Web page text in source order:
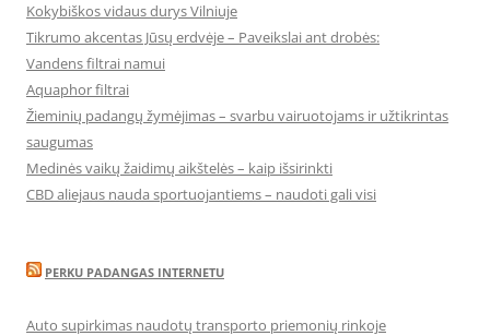
Kokybiškos vidaus durys Vilniuje
Tikrumo akcentas Jūsų erdvėje – Paveikslai ant drobės:
Vandens filtrai namui
Aquaphor filtrai
Žieminių padangų žymėjimas – svarbu vairuotojams ir užtikrintas
saugumas
Medinės vaikų žaidimų aikštelės – kaip išsirinkti
CBD aliejaus nauda sportuojantiems – naudoti gali visi
PERKU PADANGAS INTERNETU
Auto supirkimas naudotų transporto priemonių rinkoje